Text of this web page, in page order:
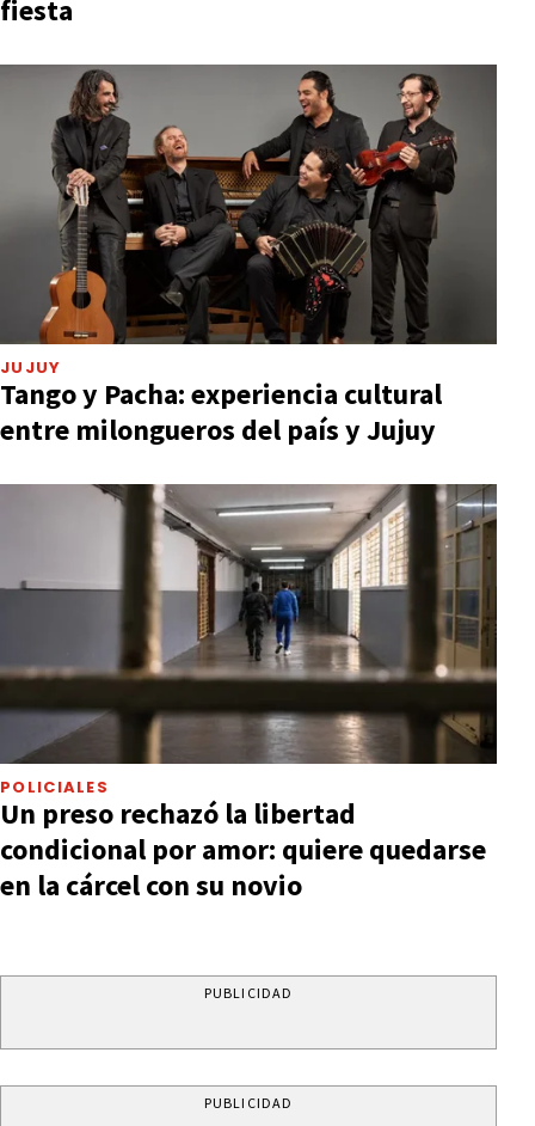
fiesta
JUJUY
Tango y Pacha: experiencia cultural
entre milongueros del país y Jujuy
POLICIALES
Un preso rechazó la libertad
condicional por amor: quiere quedarse
en la cárcel con su novio
PUBLICIDAD
PUBLICIDAD